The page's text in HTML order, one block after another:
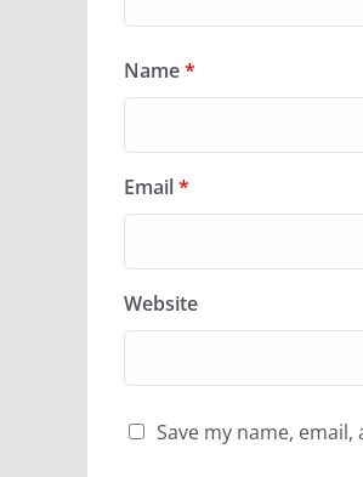
Name*
Email*
Website
Save my name,